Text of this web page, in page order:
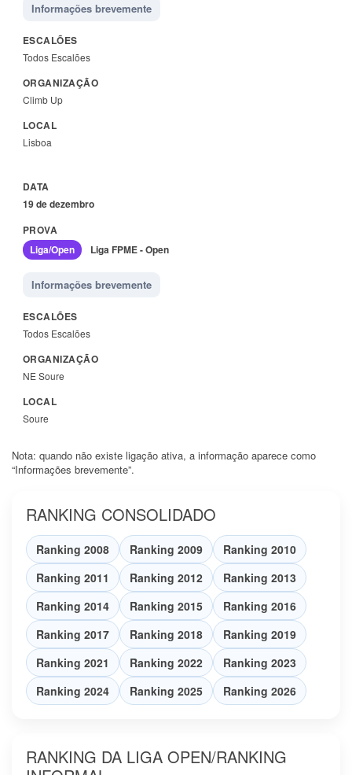
Informações brevemente
Todos Escalões
Climb Up
Lisboa
19 de dezembro
Liga/Open Liga FPME - Open
Informações brevemente
Todos Escalões
NE Soure
Soure
Nota: quando não existe ligação ativa, a informação aparece como
“Informações brevemente”.
RANKING CONSOLIDADO
Ranking 2008 Ranking 2009
Ranking 2010
Ranking 2011
Ranking 2012
Ranking 2013
Ranking 2014
Ranking 2015
Ranking 2016
Ranking 2017
Ranking 2018
Ranking 2019
Ranking 2021
Ranking 2022
Ranking 2023
Ranking 2024
Ranking 2025 Ranking 2026
RANKING DA LIGA OPEN/RANKING